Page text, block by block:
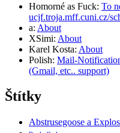
Homorné as Fuck: To
ucjf.troja.mff.cuni.cz/
a: About
XSimi: About
Karel Kosta: About
Polish: Mail-
(Gmail, etc.. support)
Štítky
Abstrusegoose a